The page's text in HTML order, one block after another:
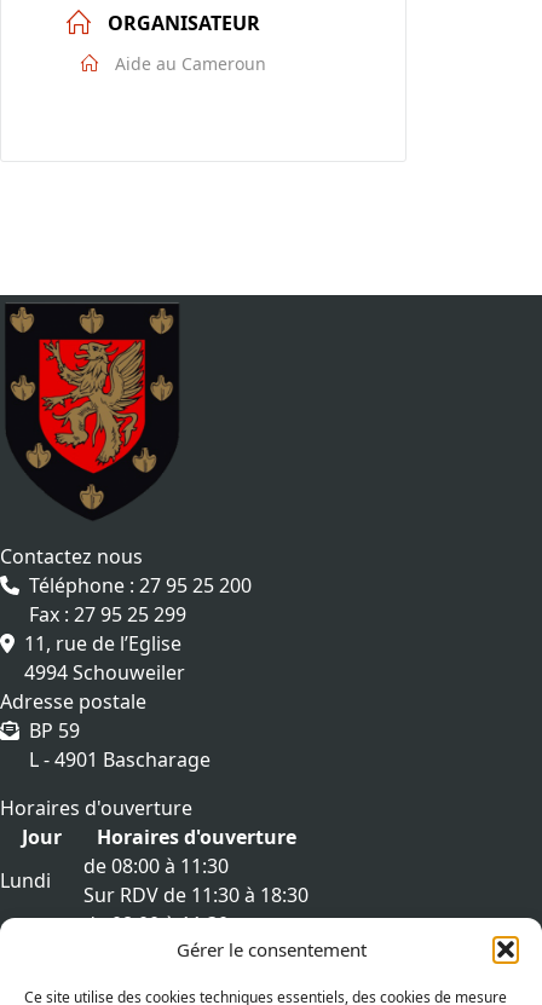
Gérer le consentement
Ce site utilise des cookies techniques essentiels, des cookies de mesure
ORGANISATEUR
Aide au Cameroun
Contactez nous
Téléphone : 27 95 25 200
Fax : 27 95 25 299
11, rue de l’Eglise
4994 Schouweiler
Adresse postale
BP 59
L - 4901 Bascharage
Horaires d'ouverture
Jour
Horaires d'ouverture
Lundi
de 08:00 à 11:30
Sur RDV de 11:30 à 18:30
Mardi
de 08:00 à 11:30
Sur RDV de 11:30 à 18:30
Mercredi